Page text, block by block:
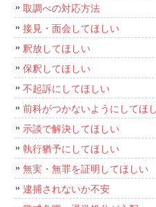
取調べの対応方法
接見・面会してほしい
釈放してほしい
保釈してほしい
不起訴にしてほしい
前科がつかないようにしてほ
示談で解決してほしい
執行猶予にしてほしい
無実・無罪を証明してほしい
逮捕されないか不安